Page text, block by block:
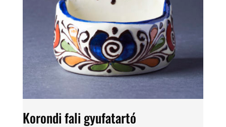
Korondi fali gyufatartó